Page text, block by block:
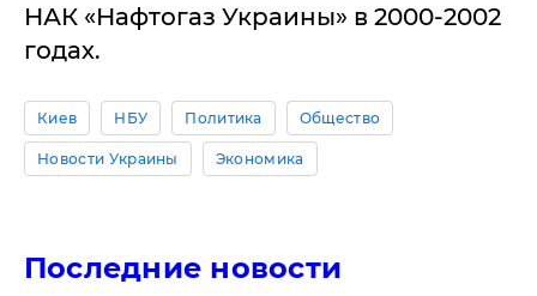
НАК «Нафтогаз Украины» в 2000-2002
годах.
Киев НБУ Политика Общество
Новости Украины Экономика
Последние новости